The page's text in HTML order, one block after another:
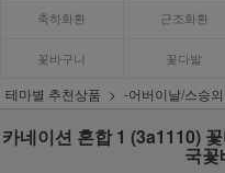
축하화환 근조화환
꽃바구니 꽃다발
테마별 추천상품 -어버이날/스승
카네이션 혼합 1 (3a1110)
국